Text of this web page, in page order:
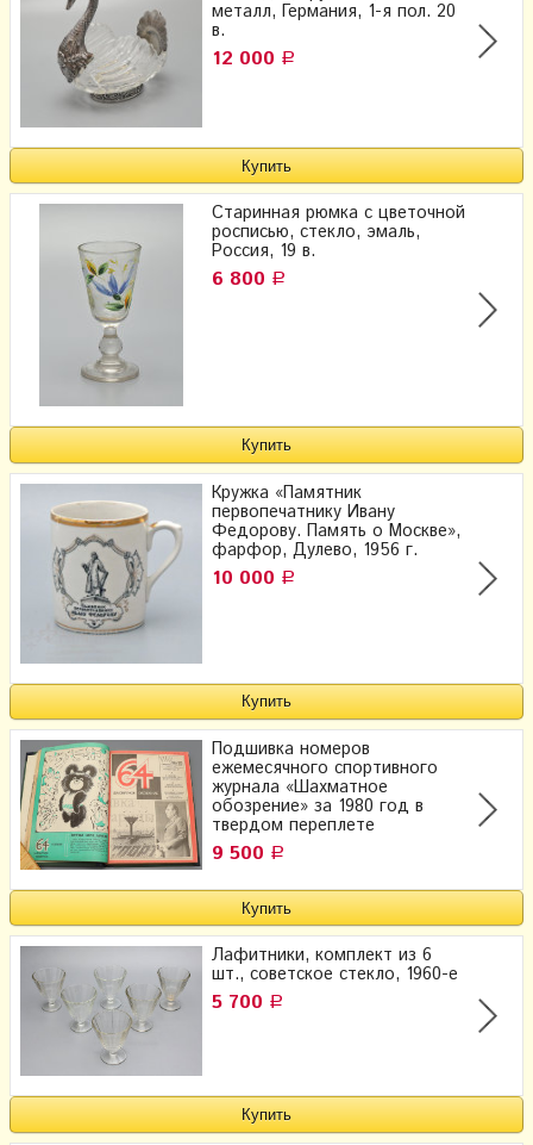
металл, Германия, 1-я пол. 20
в.
12 000 Р
Старинная рюмка с цветочной
росписью, стекло, эмаль,
Россия, 19 в.
6 800 Р
Кружка «Памятник
первопечатнику Ивану
Федорову. Память о Москве»,
фарфор, Дулево, 1956 г.
10 000 Р
Подшивка номеров
ежемесячного спортивного
журнала «Шахматное
обозрение» за 1980 год в
твердом переплете
9 500 Р
Лафитники, комплект из 6
шт., советское стекло, 1960-е
5 700 Р